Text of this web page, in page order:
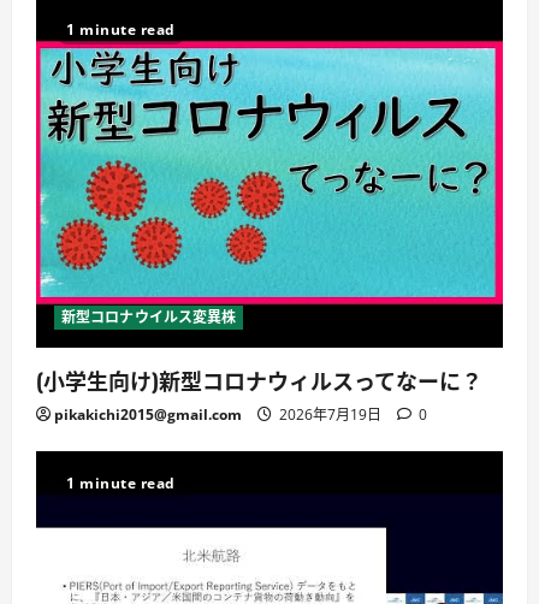
1 minute read
新型コロナウイルス変異株
(小学生向け)新型コロナウィルスってなーに？
pikakichi2015@gmail.com 2026年7月19日 0
1 minute read